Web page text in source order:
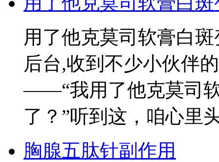
用了他克莫司软膏白
后台,收到不少小伙伴
——“我用了他克莫司
了？”听到这，咱心里
胸腺五肽针副作用